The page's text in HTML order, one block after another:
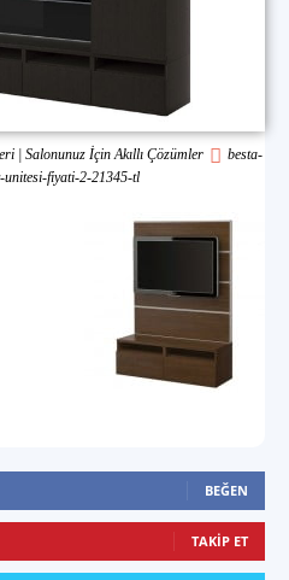
| Salonunuz İçin Akıllı Çözümler
besta-
fiyati-2-21345-tl
BEĞEN
TAKIP ET